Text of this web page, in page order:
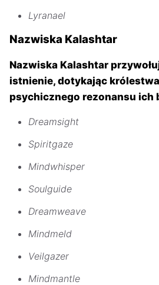
Lyranael
Nazwiska Kalashtar
Nazwiska Kalashtar
istnienie, dotykając
psychicznego rezonansu ich
Dreamsight
Spiritgaze
Mindwhisper
Soulguide
Dreamweave
Mindmeld
Veilgazer
Mindmantle